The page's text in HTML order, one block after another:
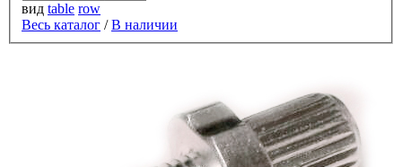
вид table row
Весь каталог /В наличии